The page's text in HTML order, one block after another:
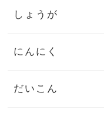
しょうが
にんにく
だいこん